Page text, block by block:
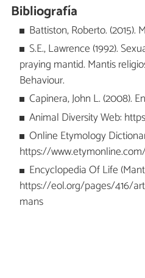
Bibliografía
Battiston, Roberto. (2015).
S.E., Lawrence (1992).
praying mantid. Mantis
Behaviour.
Capinera, John L. (2008).
Animal Diversity Web:
Online Etymology
https://
Encyclopedia Of Life
https://eol.org/pages/416/
mans